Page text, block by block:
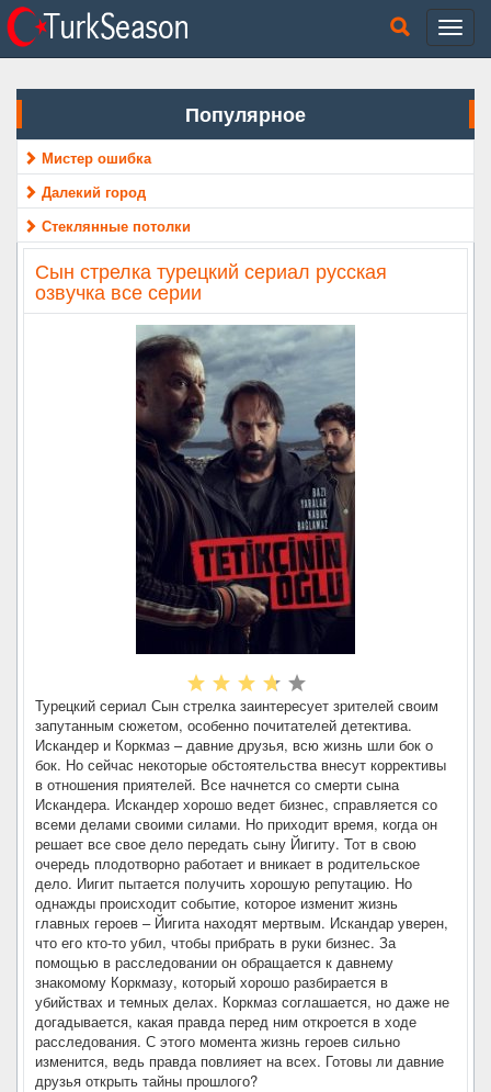
Популярное
Мистер ошибка
Далекий город
Стеклянные потолки
Сын стрелка турецкий сериал русская
озвучка все серии
Турецкий сериал Сын стрелка заинтересует зрителей своим
запутанным сюжетом, особенно почитателей детектива.
Искандер и Коркмаз – давние друзья, всю жизнь шли бок о
бок. Но сейчас некоторые обстоятельства внесут коррективы
в отношения приятелей. Все начнется со смерти сына
Искандера. Искандер хорошо ведет бизнес, справляется со
всеми делами своими силами. Но приходит время, когда он
решает все свое дело передать сыну Йигиту. Тот в свою
очередь плодотворно работает и вникает в родительское
дело. Иигит пытается получить хорошую репутацию. Но
однажды происходит событие, которое изменит жизнь
главных героев – Йигита находят мертвым. Искандар уверен,
что его кто-то убил, чтобы прибрать в руки бизнес. За
помощью в расследовании он обращается к давнему
знакомому Коркмазу, который хорошо разбирается в
убийствах и темных делах. Коркмаз соглашается, но даже не
догадывается, какая правда перед ним откроется в ходе
расследования. С этого момента жизнь героев сильно
изменится, ведь правда повлияет на всех. Готовы ли давние
друзья открыть тайны прошлого?